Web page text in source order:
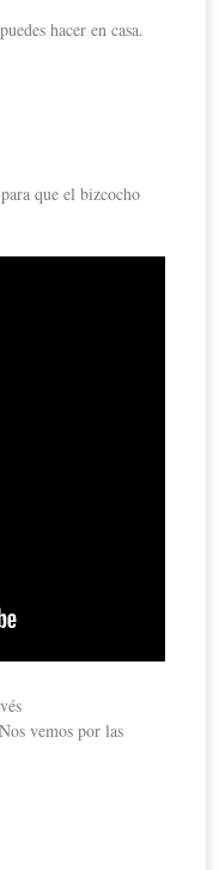
hacer en casa.
que el bizcocho
vemos por las